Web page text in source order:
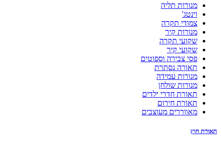
מנורות תליה
וינטג'
צמודי תקרה
מנורות קיר
שקועי תקרה
שקועי קיר
פסי צבירה וספוטים
תאורה נסתרת
מנורות עמידה
מנורות שולחן
תאורת חדרי ילדים
תאורת חירום
מאווררים מעוצבים
תאורת חוץ